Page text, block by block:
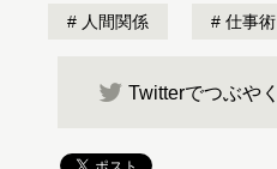
人間関係 仕事術
Twitterでつぶやく